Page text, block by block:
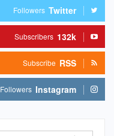
Twitter
Followers
132k
Subscribers
RSS
Subscribe
Instagram
Followers